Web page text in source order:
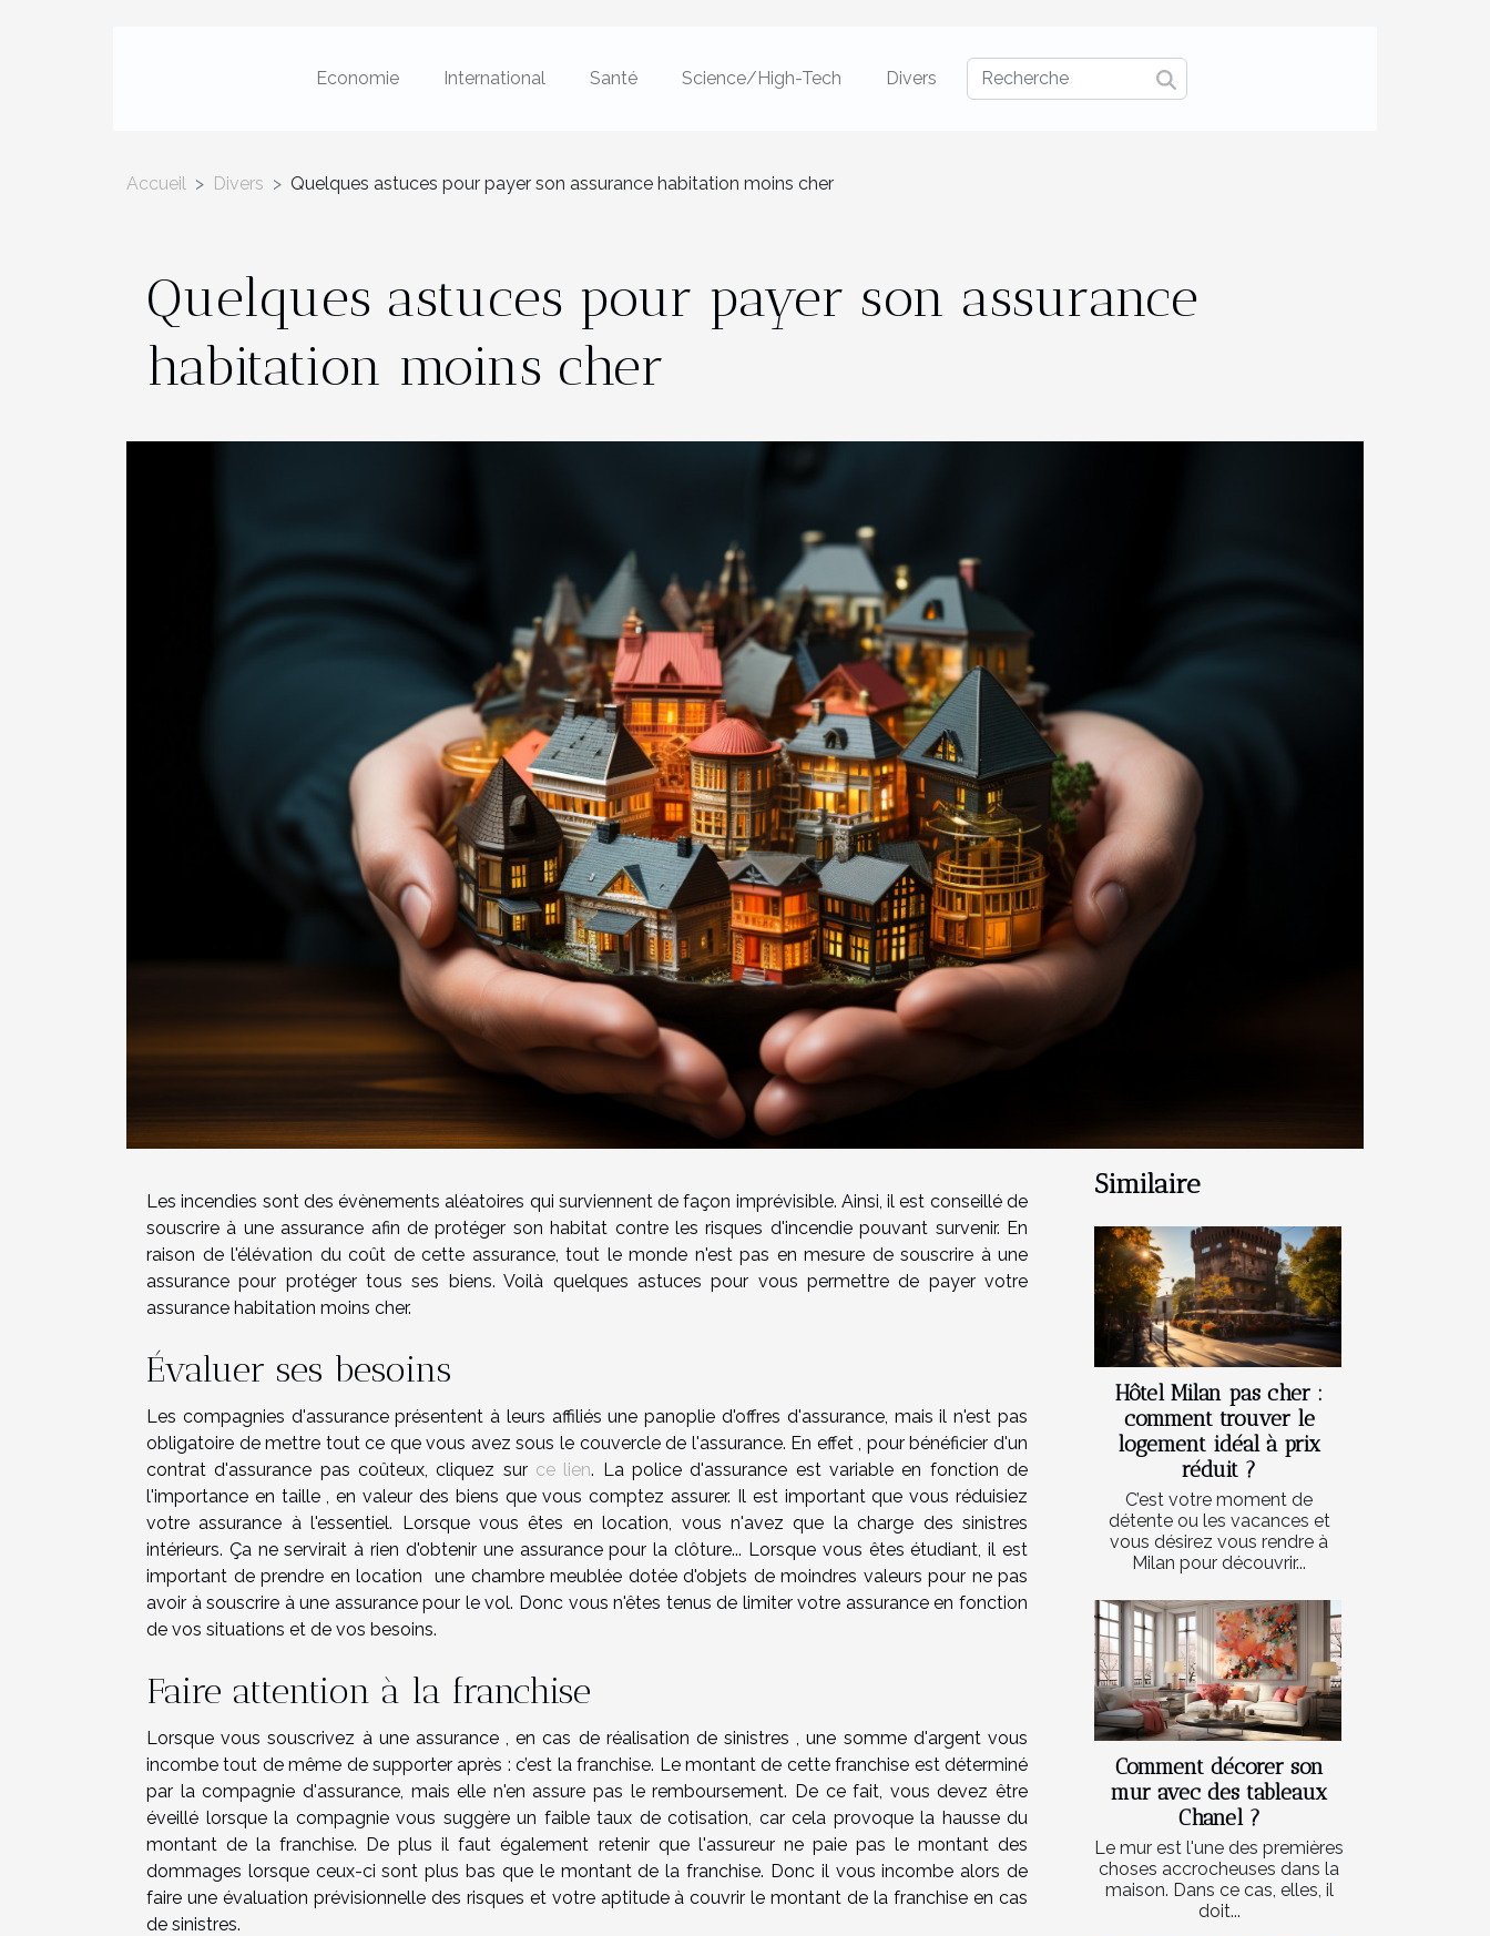
Economie International Santé Science/High-Tech Divers
Accueil Divers Quelques astuces pour payer son assurance habitation moins cher
Quelques astuces pour payer son assurance
habitation moins cher
Les incendies sont des évènements aléatoires qui surviennent de façon imprévisible. Ainsi, il est conseillé de
souscrire à une assurance afin de protéger son habitat contre les risques d'incendie pouvant survenir. En
raison de l'élévation du coût de cette assurance, tout le monde n'est pas en mesure de souscrire à une
assurance pour protéger tous ses biens. Voilà quelques astuces pour vous permettre de payer votre
assurance habitation moins cher.
Évaluer ses besoins
Les compagnies d'assurance présentent à leurs affiliés une panoplie d'offres d'assurance, mais il n'est pas
obligatoire de mettre tout ce que vous avez sous le couvercle de l'assurance. En effet , pour bénéficier d'un
contrat d'assurance pas coûteux, cliquez sur ce lien. La police d'assurance est variable en fonction de
l'importance en taille , en valeur des biens que vous comptez assurer. Il est important que vous réduisiez
votre assurance à l'essentiel. Lorsque vous êtes en location, vous n'avez que la charge des sinistres
intérieurs. Ça ne servirait à rien d'obtenir une assurance pour la clôture... Lorsque vous êtes étudiant, il est
important de prendre en location une chambre meublée dotée d'objets de moindres valeurs pour ne pas
avoir à souscrire à une assurance pour le vol. Donc vous n'êtes tenus de limiter votre assurance en fonction
de vos situations et de vos besoins.
Faire attention à la franchise
Lorsque vous souscrivez à une assurance , en cas de réalisation de sinistres , une somme d'argent vous
incombe tout de même de supporter après : c’est la franchise. Le montant de cette franchise est déterminé
par la compagnie d'assurance, mais elle n'en assure pas le remboursement. De ce fait, vous devez être
éveillé lorsque la compagnie vous suggère un faible taux de cotisation, car cela provoque la hausse du
montant de la franchise. De plus il faut également retenir que l'assureur ne paie pas le montant des
dommages lorsque ceux-ci sont plus bas que le montant de la franchise. Donc il vous incombe alors de
faire une évaluation prévisionnelle des risques et votre aptitude à couvrir le montant de la franchise en cas
de sinistres.
Similaire
Hôtel Milan pas cher :
comment trouver le
logement idéal à prix
réduit ?
C’est votre moment de
détente ou les vacances et
vous désirez vous rendre à
Milan pour découvrir...
Comment décorer son
mur avec des tableaux
Chanel ?
Le mur est l'une des premières
choses accrocheuses dans la
maison. Dans ce cas, elles, il
doit...